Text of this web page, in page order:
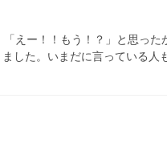
えー！！もう！？」と思っ
した。いまだに言っている